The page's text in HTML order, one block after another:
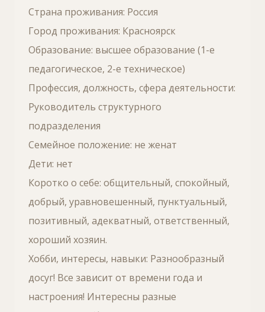
Страна проживания: Россия
Город проживания: Красноярск
Образование: высшее образование (1-е
педагогическое, 2-е техническое)
Профессия, должность, сфера деятельности:
Руководитель структурного
подразделения
Семейное положение: не женат
Дети: нет
Коротко о себе: общительный, спокойный,
добрый, уравновешенный, пунктуальный,
позитивный, адекватный, ответственный,
хороший хозяин.
Хобби, интересы, навыки: Разнообразный
досуг! Все зависит от времени года и
настроения! Интересны разные